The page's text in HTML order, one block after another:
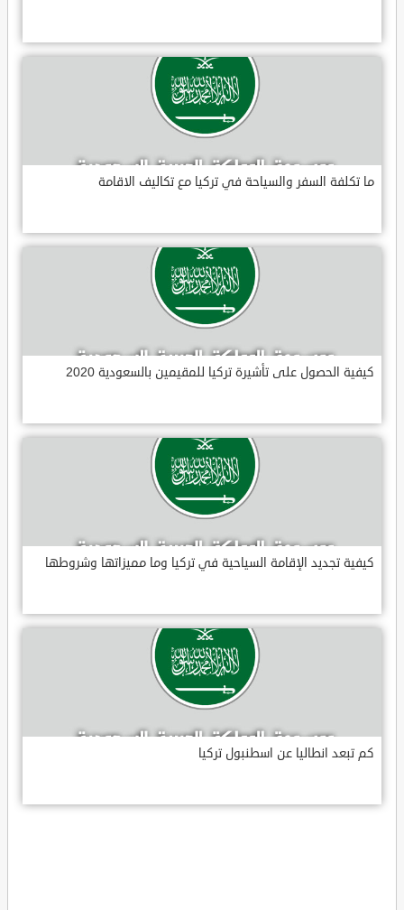
ما تكلفة السفر والسياحة في تركيا مع تكاليف الاقامة
كيفية الحصول على تأشيرة تركيا للمقيمين بالسعودية 2020
كيفية تجديد الإقامة السياحية في تركيا وما مميزاتها وشروطها
كم تبعد انطاليا عن اسطنبول تركيا